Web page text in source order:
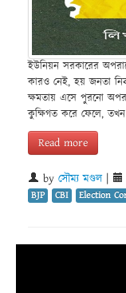
ইউনিয়ন সরকারের
কারও নেই, হয় জনতা
ক্ষমতায় এসে পুরনো
কুক্ষিগত করে ফেলে,
Read more
by সৌম্য মণ্ডল|
BJP
CBI Election